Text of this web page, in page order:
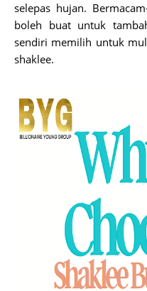
selepas hujan.
boleh buat untuk
sendiri memilih untuk
shaklee.